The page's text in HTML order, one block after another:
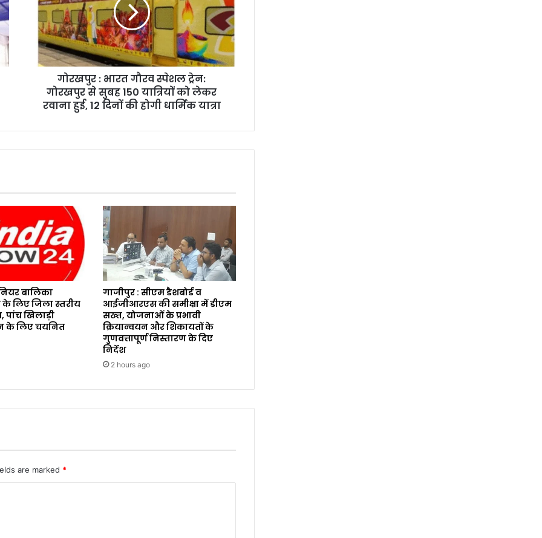
गोरखपुर : भारत गौरव स्पेशल ट्रेन:
गोरखपुर से सुबह 150 यात्रियों को लेकर
रवाना हुई, 12 दिनों की होगी धार्मिक यात्रा
बालिका
लिए जिला स्तरीय
पांच खिलाड़ी
के लिए चयनित
गाजीपुर : सीएम डैशबोर्ड व
आईजीआरएस की समीक्षा में डीएम
सख्त, योजनाओं के प्रभावी
क्रियान्वयन और शिकायतों के
गुणवत्तापूर्ण निस्तारण के दिए
निर्देश
2 hours ago
are marked *